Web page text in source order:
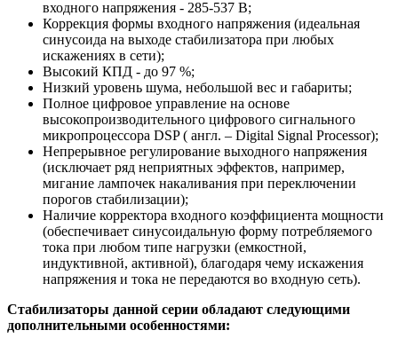
входного напряжения - 285-537 В;
Коррекция формы входного напряжения (идеальная
синусоида на выходе стабилизатора при любых
искажениях в сети);
Высокий КПД - до 97 %;
Низкий уровень шума, небольшой вес и габариты;
Полное цифровое управление на основе
высокопроизводительного цифрового сигнального
микропроцессора DSP ( англ. – Digital Signal Processor);
Непрерывное регулирование выходного напряжения
(исключает ряд неприятных эффектов, например,
мигание лампочек накаливания при переключении
порогов стабилизации);
Наличие корректора входного коэффициента мощности
(обеспечивает синусоидальную форму потребляемого
тока при любом типе нагрузки (емкостной,
индуктивной, активной), благодаря чему искажения
напряжения и тока не передаются во входную сеть).
Стабилизаторы данной серии обладают следующими
дополнительными особенностями: